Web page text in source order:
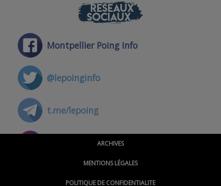
RÉSEAUX
SOCIAUX
Montpellier Poing Info
@lepoinginfo
t.me/lepoing
@montpellierpoinginfo
ARCHIVES
MENTIONS LÉGALES
POLITIQUE DE CONFIDENTIALITE